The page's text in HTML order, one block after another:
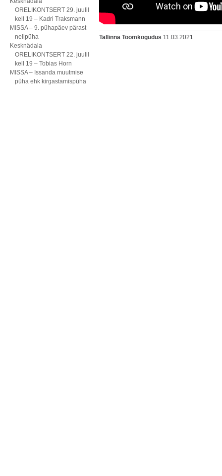
ORELIKONTSERT 29. juulil
kell 19 – Kadri Traksmann
MISSA – 9. pühapäev pärast
nelipüha
Kesknädala
ORELIKONTSERT 22. juulil
kell 19 – Tobias Horn
MISSA – Issanda muutmise
püha ehk kirgastamispüha
Tallinna Toomkogudus 11.03.2021